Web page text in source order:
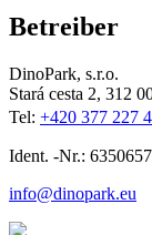
Betreiber
DinoPark, s.r.o.
Stará cesta 2, 312
Tel: +420 377 227
Ident. -Nr.:
info@dinopark.eu